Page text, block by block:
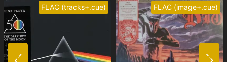
Не запоминать меня
FLAC (tracks+.cue) FLAC (image+.cue)